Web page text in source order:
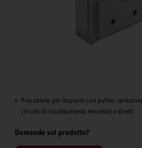
Precablato per impianti con puffer,
circuiti di riscaldamento miscelati e diretti
Domande sul prodotto?